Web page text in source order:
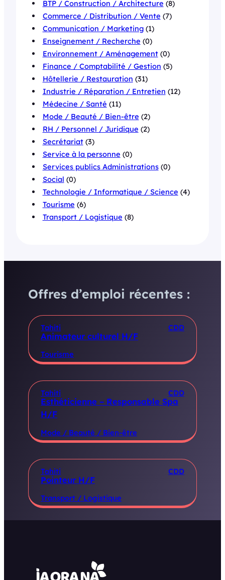
BTP / Construction / Architecture (8)
Commerce / Distribution / Vente (7)
Communication / Marketing(1)
Enseignement / Recherche (0)
Environnement / Aménagement(0)
Finance / Comptabilité / Gestion (5)
Hôtellerie / Restauration (31)
Industrie / Réparation / Entretien (12)
Médecine / Santé (11)
Mode / Beauté / Bien-être (2)
RH / Personnel / Juridique (2)
Secrétariat(3)
Service à la personne (0)
Services publics Administrations(0)
Social (0)
Technologie / Informatique / Science (4)
Tourisme (6)
Transport / Logistique (8)
Offres d’emploi récentes :
Tahiti CDD
Animateur culturel H/F
Tourisme
Tahiti CDD
Esthéticienne – Responsable Spa
H/F
Mode / Beauté / Bien-être
Tahiti CDD
Pointeur H/F
Transport / Logistique